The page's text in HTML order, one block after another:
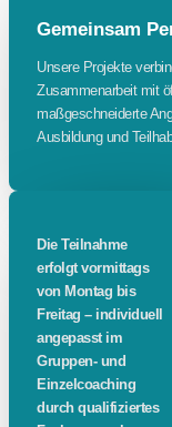
Gemeinsam
Unsere Projekte
Zusammenarbeit mit
maßgeschneiderte
Ausbildung und
Die Teilnahme
erfolgt vormittags
von Montag bis
Freitag – individuell
angepasst im
Gruppen- und
Einzelcoaching
durch qualifiziertes